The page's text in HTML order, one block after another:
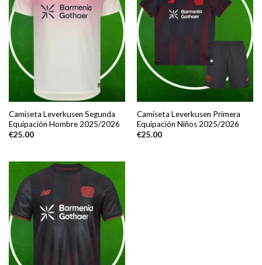
Camiseta Leverkusen Segunda
Equipación Hombre 2025/2026
€25.00
Camiseta Leverkusen Primera
Equipación Niños 2025/2026
€25.00